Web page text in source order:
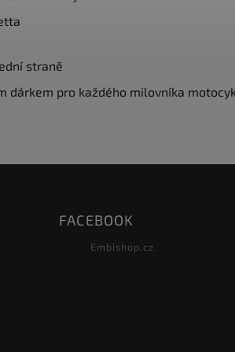
straně
dárkem pro každého milovníka
FACEBOOK
Embishop.cz